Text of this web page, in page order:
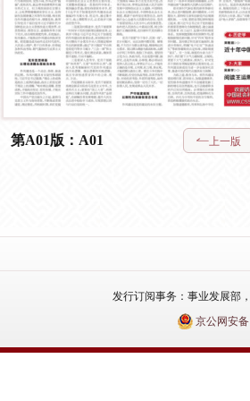
第A01版：A01 上一版
发行订阅事务：事业发展部
京公网安备